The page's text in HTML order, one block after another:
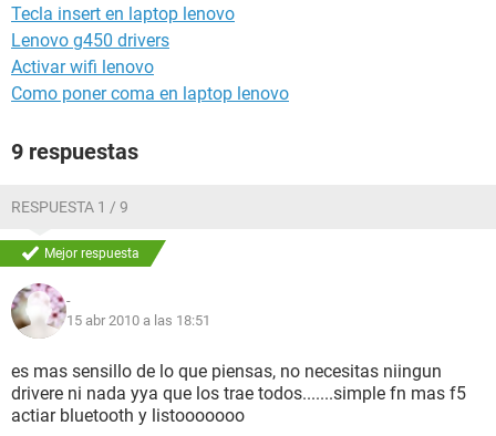
Tecla insert en laptop lenovo
Lenovo g450 drivers
Activar wifi lenovo
Como poner coma en laptop lenovo
9 respuestas
RESPUESTA 1 / 9
Mejor respuesta
-
15 abr 2010 a las 18:51
es mas sensillo de lo que piensas, no necesitas niingun
drivere ni nada yya que los trae todos.......simple fn mas f5
actiar bluetooth y listooooooo